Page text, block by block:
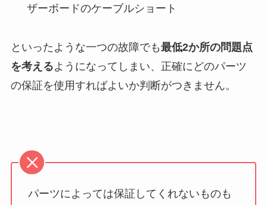
ザーボードのケーブルショート
といったような一つの故障でも最低2か所の問題点
を考えるようになってしまい、正確にどのパーツ
の保証を使用すればよいか判断がつきません。
パーツによっては保証してくれないものも